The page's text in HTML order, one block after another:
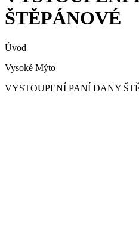
ŠTĚPÁNOVÉ
Úvod
Vysoké Mýto
VYSTOUPENÍ PANÍ DANY